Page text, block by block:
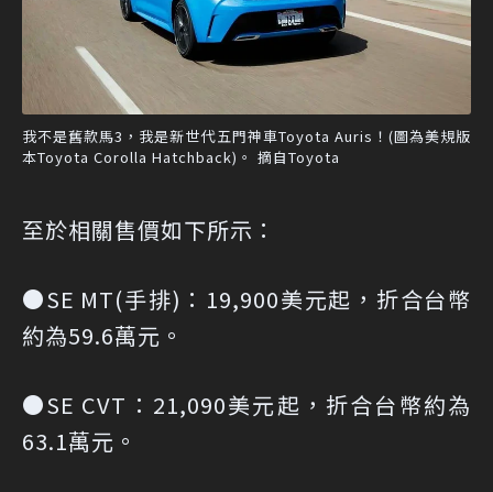
我不是舊款馬3，我是新世代五門神車Toyota Auris！(圖為美規版
本Toyota Corolla Hatchback)。 摘自Toyota
至於相關售價如下所示：
●SE MT(手排)：19,900美元起，折合台幣
約為59.6萬元。
●SE CVT：21,090美元起，折合台幣約為
63.1萬元。